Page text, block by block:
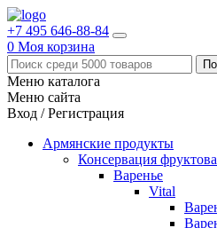
+7 495 646-88-84
0 Моя корзина
Меню каталога
Меню сайта
Вход / Регистрация
Армянские продукты
Консервация
Варенье
Vital